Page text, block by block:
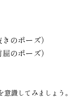
のポーズ）
のポーズ）
識してみましょう。